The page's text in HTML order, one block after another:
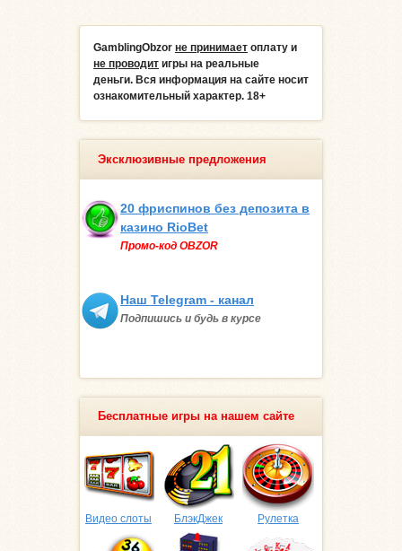
GamblingObzor не принимает оплату и
не проводит игры на реальные
деньги. Вся информация на сайте носит
ознакомительный характер. 18+
Эксклюзивные предложения
20 фриспинов без депозита в
казино RioBet
Промо-код OBZOR
Наш Telegram - канал
Подпишись и будь в курсе
Бесплатные игры на нашем сайте
Видео слоты БлэкДжек Рулетка